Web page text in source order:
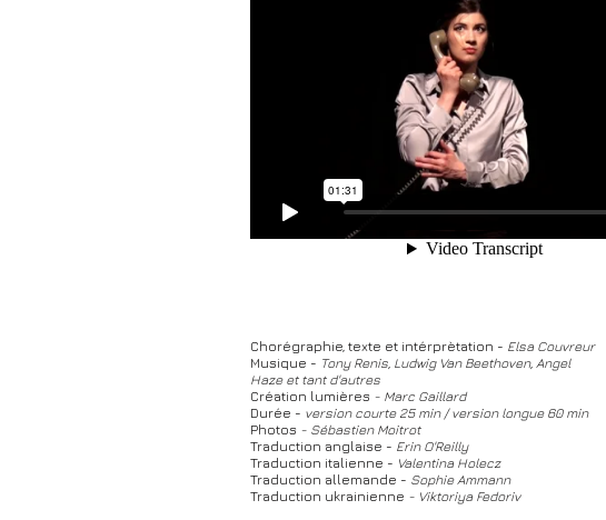
Chorégraphie, texte et intérprètation - Elsa Couvreur
Musique - Tony Renis, Ludwig Van Beethoven, Angel
Haze et tant d'autres
Création lumières - Marc Gaillard
Durée - version courte 25 min / version longue 60 min
Photos - Sébastien Moitrot
Traduction anglaise - Erin O'Reilly
Traduction italienne - Valentina Holecz
Traduction allemande - Sophie Ammann
Traduction ukrainienne - Viktoriya Fedoriv